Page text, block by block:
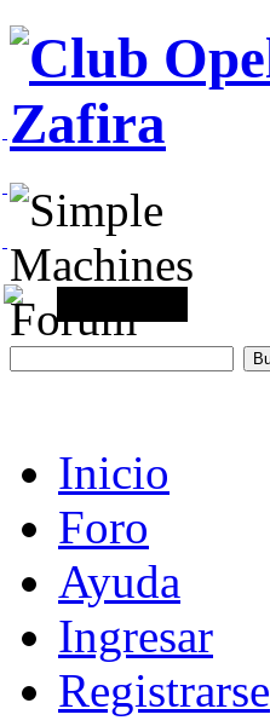
Inicio
Foro
Ayuda
Ingresar
Registrarse